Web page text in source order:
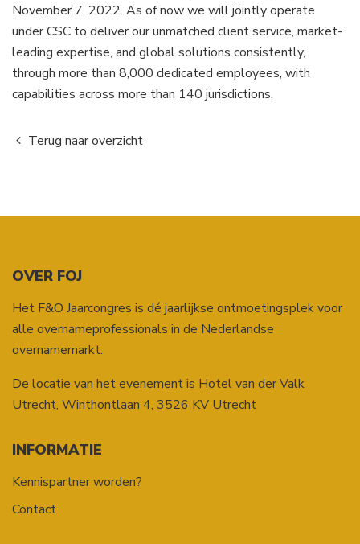
November 7, 2022. As of now we will jointly operate
under CSC to deliver our unmatched client service, market-
leading expertise, and global solutions consistently,
through more than 8,000 dedicated employees, with
capabilities across more than 140 jurisdictions.
Terug naar overzicht
OVER FOJ
Het F&O Jaarcongres is dé jaarlijkse ontmoetingsplek voor
alle overnameprofessionals in de Nederlandse
overnamemarkt.
De locatie van het evenement is Hotel van der Valk
Utrecht, Winthontlaan 4, 3526 KV Utrecht
INFORMATIE
Kennispartner worden?
Contact